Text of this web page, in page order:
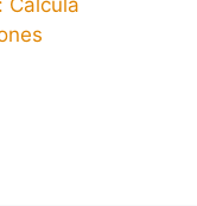
Calcula